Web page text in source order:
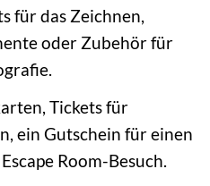
für das Zeichnen,
oder Zubehör für
Tickets für
ein Gutschein für einen
Room-Besuch.